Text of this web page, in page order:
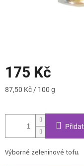
175 Kč
Měrná
87,50 Kč / 100 g
Výborné zeleninové tofu.